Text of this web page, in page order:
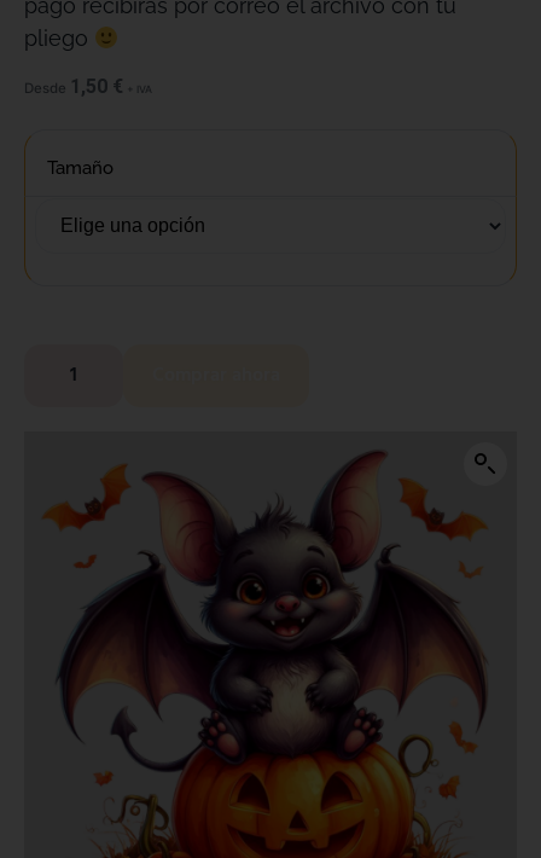
pago recibirás por correo el archivo con tu
pliego
Desde 1,50 € + IVA
Tamaño